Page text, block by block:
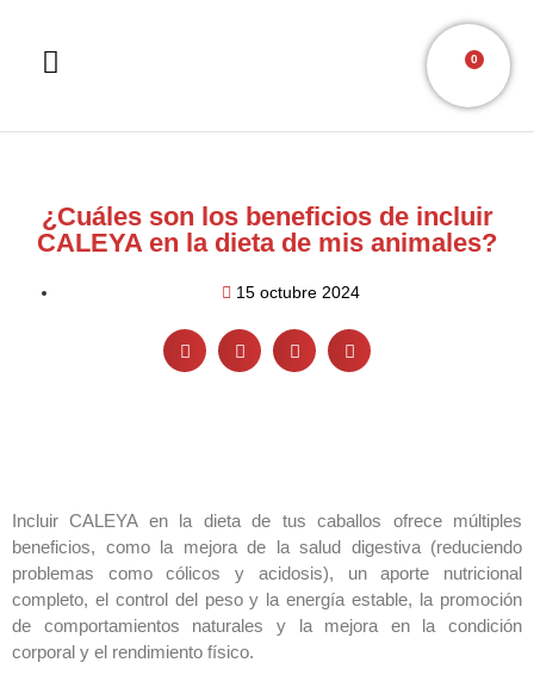
0
¿Cuáles son los beneficios de incluir
CALEYA en la dieta de mis animales?
15 octubre 2024
Incluir CALEYA en la dieta de tus caballos ofrece múltiples
beneficios, como la mejora de la salud digestiva (reduciendo
problemas como cólicos y acidosis), un aporte nutricional
completo, el control del peso y la energía estable, la promoción
de comportamientos naturales y la mejora en la condición
corporal y el rendimiento físico.